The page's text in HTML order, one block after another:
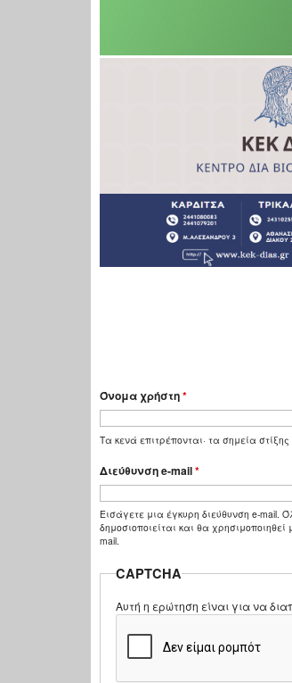
Όνομα χρήστη*
Τα κενά επιτρέπονται· τα σημεία
Διεύθυνση e-mail*
Εισάγετε μια έγκυρη διεύθυνση e-mail.
δημοσιοποιείται και θα
mail.
CAPTCHA
Αυτή η ερώτηση είναι για να